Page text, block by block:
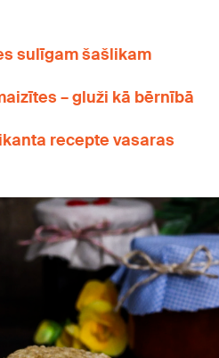
sulīgam šašlikam
– gluži kā bērnībā
recepte vasaras